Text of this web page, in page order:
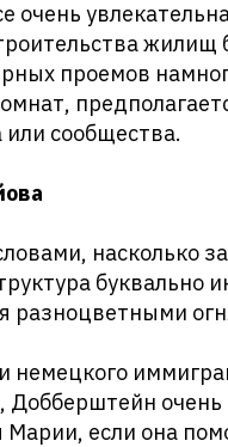
очень
жилищ
проемов
или сообщества.
насколько
разноцветными
немецкого
очень
если она